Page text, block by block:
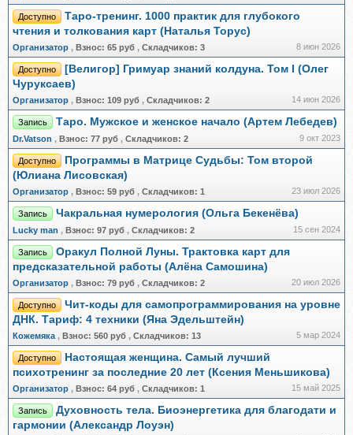
Доступно
Таро-тренинг. 1000 практик для глубокого
чтения и толкования карт (Наталья Торус)
Организатор , Взнос: 65 руб , Складчиков: 3 8 июн 2026
Доступно
[Велигор] Гримуар знаний колдуна. Том I (Олег
Чуруксаев)
Организатор , Взнос: 109 руб , Складчиков: 2 14 июн 2026
Запись Таро. Мужское и женское начало (Артем Лебедев)
Dr.Vatson , Взнос: 77 руб , Складчиков: 2 9 окт 2023
Доступно
Программы в Матрице Судьбы: Том второй
(Юлиана Лисовская)
Организатор , Взнос: 59 руб , Складчиков: 1 23 июл 2026
Запись Чакральная нумерология (Ольга Бекенёва)
Lucky man , Взнос: 97 руб , Складчиков: 2 15 сен 2024
Запись
Оракул Полной Луны. Трактовка карт для
предсказательной работы (Алёна Самошина)
Организатор , Взнос: 79 руб , Складчиков: 2 20 июл 2026
Доступно
Чит-коды для самопрограммирования на уровне
ДНК. Тариф: 4 техники (Яна Эдельштейн)
Кожемяка , Взнос: 560 руб , Складчиков: 13 5 мар 2024
Доступно
Настоящая женщина. Самый лучший
психотренинг за последние 20 лет (Ксения Меньшикова)
Организатор , Взнос: 64 руб , Складчиков: 1 15 май 2025
Запись
Духовность тела. Биоэнергетика для благодати и
гармонии (Александр Лоуэн)